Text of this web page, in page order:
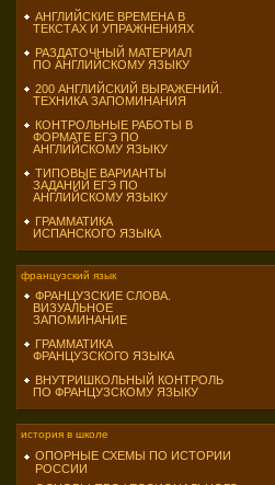
АНГЛИЙСКИЕ ВРЕМЕНА В
ТЕКСТАХ И УПРАЖНЕНИЯХ
РАЗДАТОЧНЫЙ МАТЕРИАЛ
ПО АНГЛИЙСКОМУ ЯЗЫКУ
200 АНГЛИЙСКИЙ ВЫРАЖЕНИЙ.
ТЕХНИКА ЗАПОМИНАНИЯ
КОНТРОЛЬНЫЕ РАБОТЫ В
ФОРМАТЕ ЕГЭ ПО
АНГЛИЙСКОМУ ЯЗЫКУ
ТИПОВЫЕ ВАРИАНТЫ
ЗАДАНИЙ ЕГЭ ПО
АНГЛИЙСКОМУ ЯЗЫКУ
ГРАММАТИКА
ИСПАНСКОГО ЯЗЫКА
французский язык
ФРАНЦУЗСКИЕ СЛОВА.
ВИЗУАЛЬНОЕ
ЗАПОМИНАНИЕ
ГРАММАТИКА
ФРАНЦУЗСКОГО ЯЗЫКА
ВНУТРИШКОЛЬНЫЙ КОНТРОЛЬ
ПО ФРАНЦУЗСКОМУ ЯЗЫКУ
история в школе
ОПОРНЫЕ СХЕМЫ ПО ИСТОРИИ
РОССИИ